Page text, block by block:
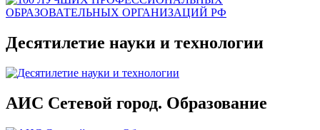
Десятилетие науки и технологии
АИС Сетевой город. Образование